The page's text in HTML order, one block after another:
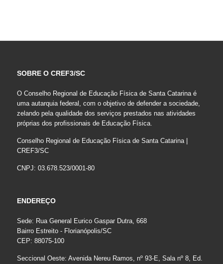
SOBRE O CREF3/SC
O Conselho Regional de Educação Física de Santa Catarina é
uma autarquia federal, com o objetivo de defender a sociedade,
zelando pela qualidade dos serviços prestados nas atividades
próprias dos profissionais de Educação Física.
Conselho Regional de Educação Física de Santa Catarina |
CREF3/SC
CNPJ: 03.678.523/0001-80
ENDEREÇO
Sede: Rua General Eurico Gaspar Dutra, 668
Bairro Estreito - Florianópolis/SC
CEP: 88075-100
Seccional Oeste: Avenida Nereu Ramos, nº 93-E, Sala nº 8, Ed.